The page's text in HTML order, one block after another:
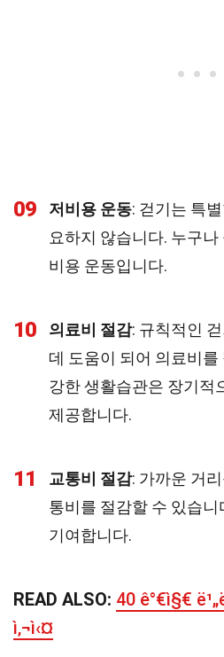
09 저비용 운동: 걷기는 특
요하지 않습니다. 누구
비용 운동입니다.
10 의료비 절감: 규칙적인
데 도움이 되어 의료비를
강한 생활습관은 장기적
제공합니다.
11 교통비 절감: 가까운 거
통비를 절감할 수 있습니
기여합니다.
READ ALSO: 40 ê°€ì§€
ì‚¬ì‹¤